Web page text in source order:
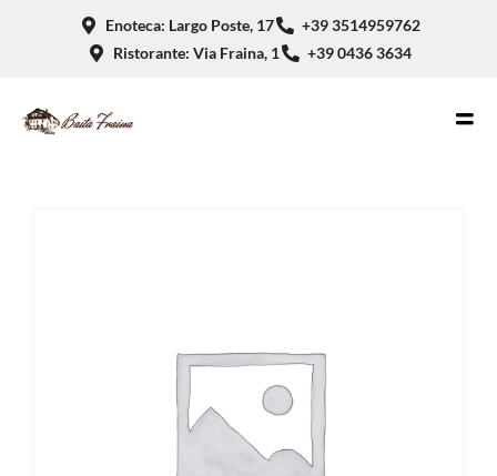
Enoteca: Largo Poste, 17
+39 3514959762
Ristorante: Via Fraina, 1
+39 0436 3634